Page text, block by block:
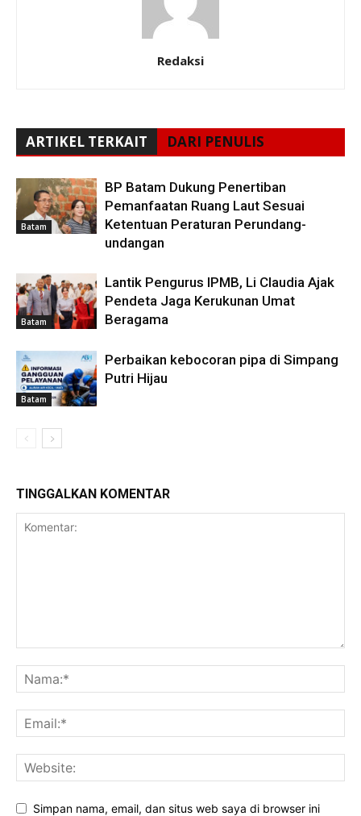
Redaksi
ARTIKEL TERKAIT DARI PENULIS
Batam
BP Batam Dukung Penertiban
Pemanfaatan Ruang Laut Sesuai
Ketentuan Peraturan Perundang-
undangan
Batam
Lantik Pengurus IPMB, Li Claudia Ajak
Pendeta Jaga Kerukunan Umat
Beragama
Batam
Perbaikan kebocoran pipa di Simpang
Putri Hijau
TINGGALKAN KOMENTAR
Simpan nama, email, dan situs web saya di browser ini